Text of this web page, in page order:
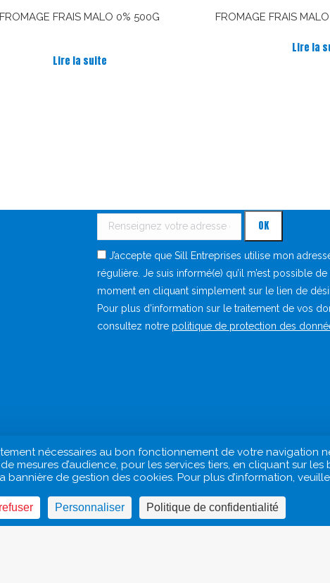
nécessaires au bon fonctionnement de votre navigation
d’audience, pour les services tiers, en cliquant sur
de gestion des cookies. Pour plus d’information,
Personnaliser Politique de confidentialité
FROMAGE FRAIS MALO 0% 500G
sur 5
Lire la suite
FROMAGE FRAIS
Lire la
J’accepte que Sill Entreprises utilise mon
régulière. Je suis informé(e) qu’il m’est possible
moment en cliquant simplement sur le lien de
Pour plus d’information sur le traitement de vos
consultez notre politique de protection des
légales Politique de gestion des Données à Caractère Personnel